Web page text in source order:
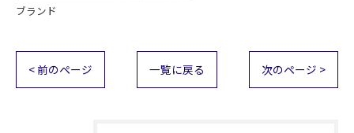
ブランド
< 前のページ 一覧に戻る 次のページ >